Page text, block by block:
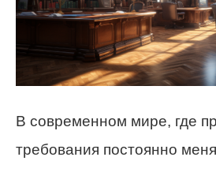
В современном мире, где
требования постоянно